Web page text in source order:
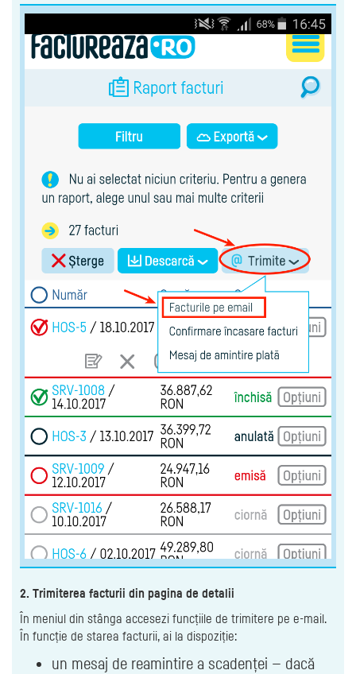
2. Trimiterea facturii din pagina de detalii
În meniul din stânga accesezi funcțiile de trimitere pe e-mail.
În funcție de starea facturii, ai la dispoziție:
un mesaj de reamintire a scadenței — dacă